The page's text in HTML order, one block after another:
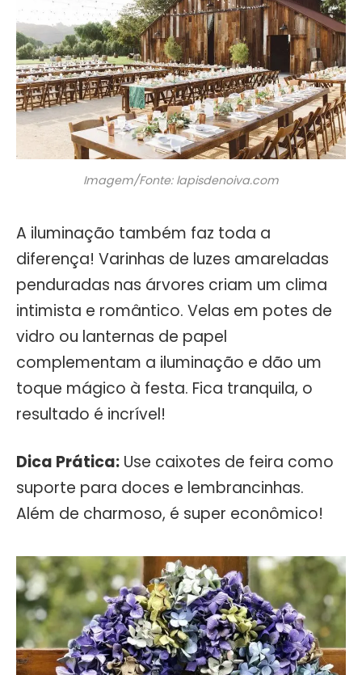
Imagem/Fonte: lapisdenoiva.com
A iluminação também faz toda a
diferença! Varinhas de luzes amareladas
penduradas nas árvores criam um clima
intimista e romântico. Velas em potes de
vidro ou lanternas de papel
complementam a iluminação e dão um
toque mágico à festa. Fica tranquila, o
resultado é incrível!
Dica Prática: Use caixotes de feira como
suporte para doces e lembrancinhas.
Além de charmoso, é super econômico!